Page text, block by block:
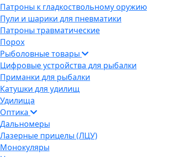
Патроны к гладкоствольному оружию
Пули и шарики для пневматики
Патроны травматические
Порох
Рыболовные товары
Цифровые устройства для рыбалки
Приманки для рыбалки
Катушки для удилищ
Удилища
Оптика
Дальномеры
Лазерные прицелы (ЛЦУ)
Монокуляры